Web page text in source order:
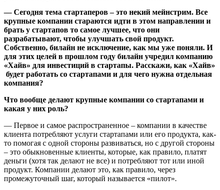
— Сегодня тема стартаперов – это некий мейнстрим. Все
крупные компании стараются идти в этом направлении и
брать у стартапов то самое лучшее, что они
разрабатывают, чтобы улучшать свой продукт.
Собственно, билайн не исключение, как мы уже поняли. И
для этих целей в прошлом году билайн учредил компанию
«Хайв» для инвестиций в стартапы. Расскажи, как «Хайв»
будет работать со стартапами и для чего нужна отдельная
компания?
Что вообще делают крупные компании со стартапами и
какая у них роль?
— Первое и самое распространенное – компании в качестве
клиента потребляют услуги стартапами или его продукта, как-
то помогая с одной стороны развиваться, но с другой стороны
– это обыкновенные клиенты, которые, как правило, платят
деньги (хотя так делают не все) и потребляют тот или иной
продукт. Компании делают это, как правило, через
промежуточный шаг, который называется «пилот».